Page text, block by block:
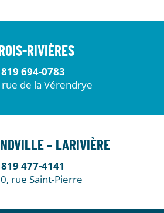
RIVIÈRES
819 694-0783
de la Vérendrye
– LARIVIÈRE
819 477-4141
rue Saint-Pierre